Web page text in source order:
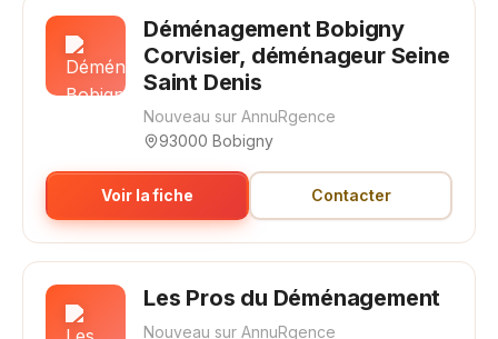
Déménagement Bobigny
Corvisier, déménageur Seine
Saint Denis
Nouveau sur AnnuRgence
93000 Bobigny
Voir la fiche Contacter
Les Pros du Déménagement
Nouveau sur AnnuRgence